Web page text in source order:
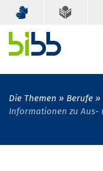
Die Themen Berufe
Informationen zu